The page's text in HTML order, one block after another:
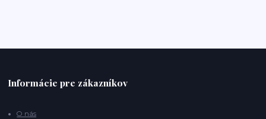
Informácie pre zákazníkov
O nás